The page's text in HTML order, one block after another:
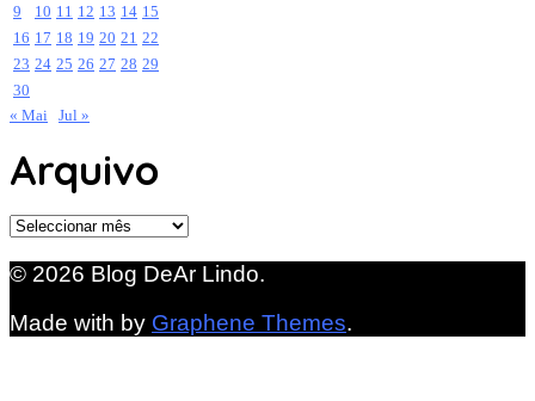
9
10 11 12 13 14 15
16 17 18 19 20 21 22
23 24 25 26 27 28 29
30
« Mai
Jul »
Arquivo
Arquivo
© 2026 Blog DeAr Lindo.
Made with by Graphene Themes.